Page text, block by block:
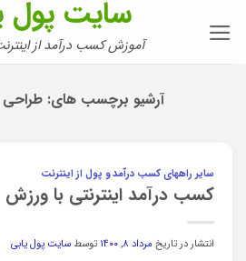
سایت پول
آموزش کسب درآمد از
آرشیو برچسب های:
سایر راههای کسب درآمد و پول از اینترنت
کسب درآمد اینترنتی با ورزش
انتشار در تاریخ مرداد ۸, ۱۴۰۰ توسط سایت پول یابی